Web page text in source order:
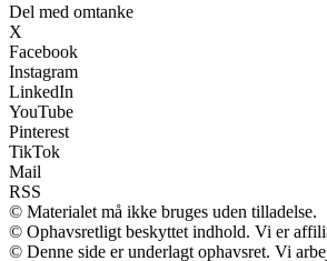
Del med omtanke
X
Facebook
Instagram
LinkedIn
YouTube
Pinterest
TikTok
Mail
RSS
© Materialet må ikke bruges uden tilladelse.
© Ophavsretligt beskyttet indhold. Vi er
© Denne side er underlagt ophavsret. Vi